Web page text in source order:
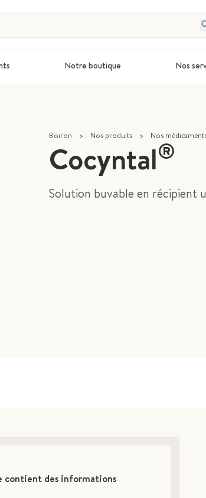
Notre boutique Nos
Boiron > Nos produits > Nos
Cocyntal®
Solution buvable en récipient
contient des informations